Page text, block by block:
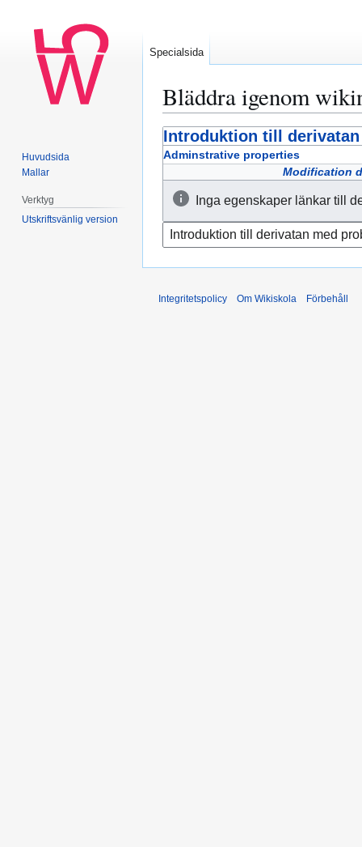
Bläddra igenom
Hoppa
till
Hoppa
till
Introduktion till
Adminstrative properties
Modification
Inga egenskaper länkar till
Specialsida
Huvudsida
Mallar
Verktyg
Utskriftsvänlig version
Integritetspolicy Om Wikiskola Förbehåll